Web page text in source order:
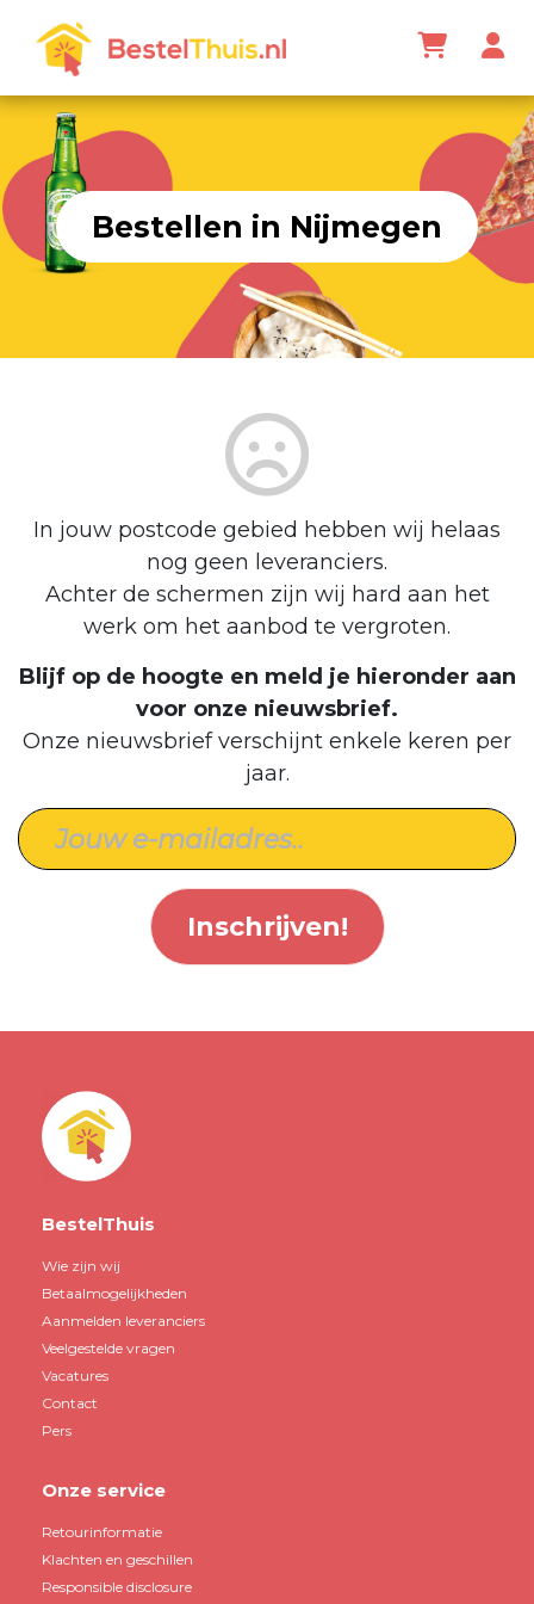
Bestellen in Nijmegen
In jouw postcode gebied hebben wij helaas
nog geen leveranciers.
Achter de schermen zijn wij hard aan het
werk om het aanbod te vergroten.
Blijf op de hoogte en meld je hieronder aan
voor onze nieuwsbrief.
Onze nieuwsbrief verschijnt enkele keren per
jaar.
Inschrijven!
BestelThuis
Wie zijn wij
Betaalmogelijkheden
Aanmelden leveranciers
Veelgestelde vragen
Vacatures
Contact
Pers
Onze service
Retourinformatie
Klachten en geschillen
Responsible disclosure